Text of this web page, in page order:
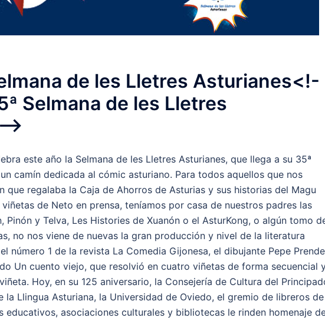
de les Lletres Asturianes<!-
Selmana de les Lletres
>
este año la Selmana de les Lletres Asturianes, que llega a su 35ª
camín dedicada al cómic asturiano. Para todos aquellos que nos
que regalaba la Caja de Ahorros de Asturias y sus historias del Magu
de Neto en prensa, teníamos por casa de nuestros padres las
Pinón y Telva, Les Histories de Xuanón o el AsturKong, o algún tomo
no nos viene de nuevas la gran producción y nivel de la literatura
número 1 de la revista La Comedia Gijonesa, el dibujante Pepe
Un cuento viejo, que resolvió en cuatro viñetas de forma secuencial
Hoy, en su 125 aniversario, la Consejería de Cultura del
la Llingua Asturiana, la Universidad de Oviedo, el gremio de libreros de
educativos, asociaciones culturales y bibliotecas le rinden homenaje